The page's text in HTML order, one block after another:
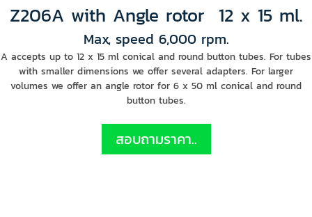
Z206A with Angle rotor 12 x 15 ml.
Max, speed 6,000 rpm.
A accepts up to 12 x 15 ml conical and round button tubes. For tubes
with smaller dimensions we offer several adapters. For larger
volumes we offer an angle rotor for 6 x 50 ml conical and round
button tubes.
สอบถามราคา..